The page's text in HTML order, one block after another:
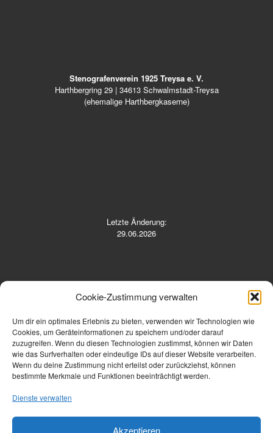
Cookie-Zustimmung verwalten
Um dir ein optimales Erlebnis zu bieten, verwenden wir Technologien wie
Cookies, um Geräteinformationen zu speichern und/oder darauf
zuzugreifen. Wenn du diesen Technologien zustimmst, können wir Daten
wie das Surfverhalten oder eindeutige IDs auf dieser Website verarbeiten.
Wenn du deine Zustimmung nicht erteilst oder zurückziehst, können
bestimmte Merkmale und Funktionen beeinträchtigt werden.
Dienste verwalten
Akzeptieren
Stenografenverein 1925 Treysa e. V.
Harthbergring 29 | 34613 Schwalmstadt-Treysa
(ehemalige Harthbergkaserne)
Letzte Änderung:
29.06.2026
Telefon: 06691 9110137 oder 23207
E-Mail: vorstand@stv-treysa.de
URL: https://stv-treysa.de